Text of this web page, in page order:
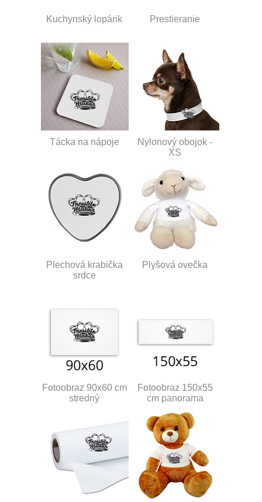
Kuchynský lopárik Prestieranie
Tácka na nápoje
Nylonový obojok -
XS
Plechová krabička
srdce
Plyšová ovečka
Fotoobraz 90x60 cm
stredný
Fotoobraz 150x55
cm panorama